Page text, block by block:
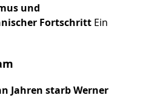
und
Fortschritt Ein
Jahren starb Werner